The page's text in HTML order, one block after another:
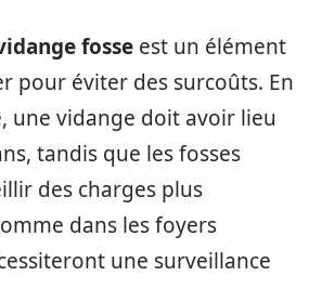
fosse est un élément
pour éviter des surcoûts. En
une vidange doit avoir lieu
tandis que les fosses
des charges plus
dans les foyers
une surveillance